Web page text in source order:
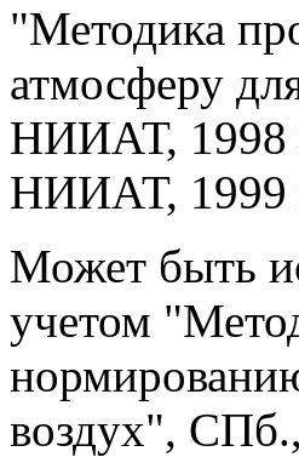
"Методика
атмосферу
НИИАТ, 1998
НИИАТ, 1999
Может быть
учетом
воздух",